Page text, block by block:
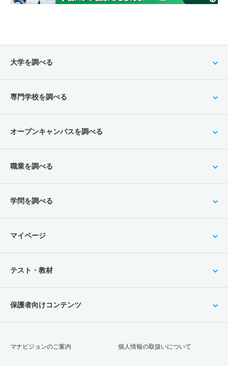
大学を調べる
専門学校を調べる
オープンキャンパスを調べる
職業を調べる
学問を調べる
マイページ
テスト・教材
保護者向けコンテンツ
マナビジョンのご案内 個人情報の取扱いについて